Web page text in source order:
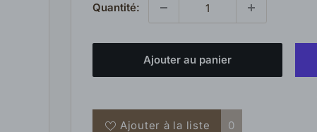
Quantité:
Ajouter au panier
Ajouter à la liste 0